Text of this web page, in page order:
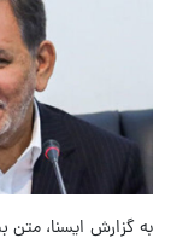
به گزارش ایسنا، متن